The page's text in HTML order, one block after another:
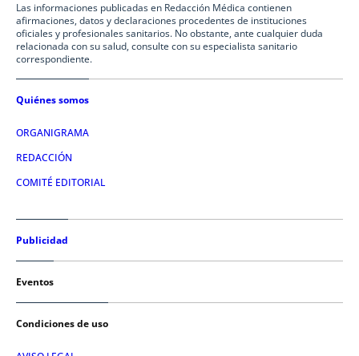
Las informaciones publicadas en Redacción Médica contienen
afirmaciones, datos y declaraciones procedentes de instituciones
oficiales y profesionales sanitarios. No obstante, ante cualquier duda
relacionada con su salud, consulte con su especialista sanitario
correspondiente.
Quiénes somos
ORGANIGRAMA
REDACCIÓN
COMITÉ EDITORIAL
Publicidad
Eventos
Condiciones de uso